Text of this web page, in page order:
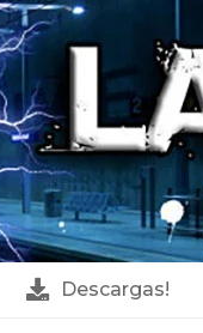
Descargas!